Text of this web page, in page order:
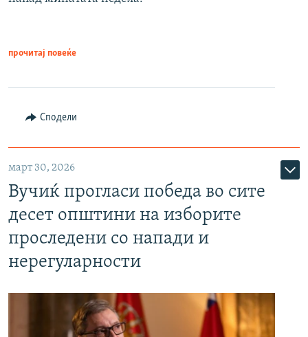
прочитај повеќе
Сподели
март 30, 2026
Вучиќ прогласи победа во сите
десет општини на изборите
проследени со напади и
нерегуларности